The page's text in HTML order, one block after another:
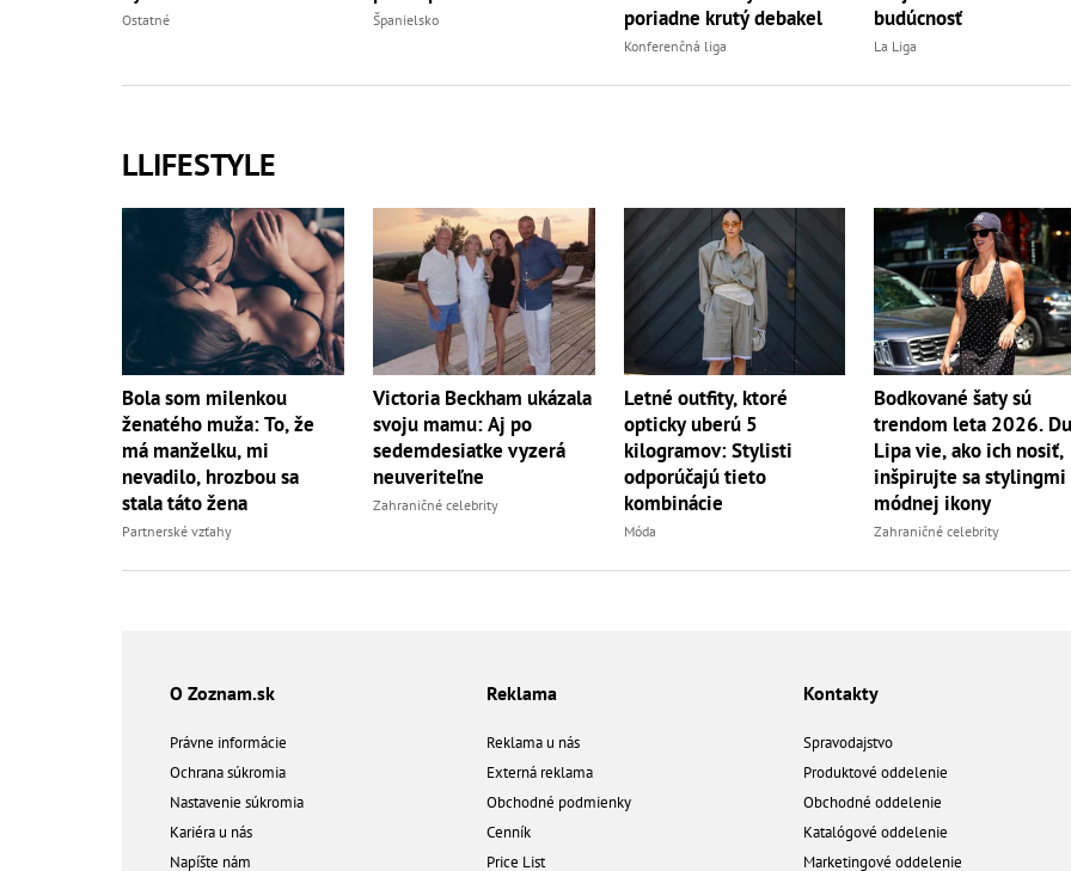
Ostatné Španielsko
poriadne krutý debakel
Konferenčná liga
budúcnosť
La Liga
LLIFESTYLE
Bola som milenkou
ženatého muža: To, že
má manželku, mi
nevadilo, hrozbou sa
stala táto žena
Partnerské vzťahy
Victoria Beckham ukázala
svoju mamu: Aj po
sedemdesiatke vyzerá
neuveriteľne
Zahraničné celebrity
Letné outfity, ktoré
opticky uberú 5
kilogramov: Stylisti
odporúčajú tieto
kombinácie
Móda
Bodkované šaty sú
trendom leta 2026.
Lipa vie, ako ich nosiť,
inšpirujte sa stylingmi
módnej ikony
Zahraničné celebrity
O Zoznam.sk
Právne informácie
Ochrana súkromia
Nastavenie súkromia
Kariéra u nás
Napíšte nám
Reklama
Reklama u nás
Externá reklama
Obchodné podmienky
Cenník
Price List
Kontakty
Spravodajstvo
Produktové oddelenie
Obchodné oddelenie
Katalógové oddelenie
Marketingové oddelenie